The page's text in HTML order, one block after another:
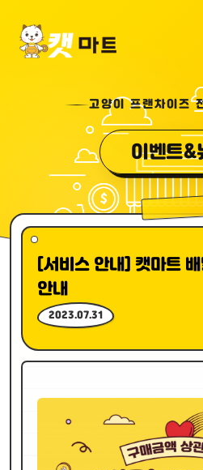
고양이 프랜차이즈
이벤트&
[서비스 안내] 캣마트
안내
2023.07.31